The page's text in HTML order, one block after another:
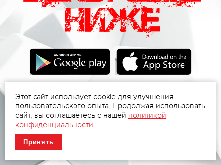
Этот сайт использует cookie для улучшения
пользовательского опыта. Продолжая использовать
сайт, вы соглашаетесь с нашей политикой
конфиденциальности.
Принять